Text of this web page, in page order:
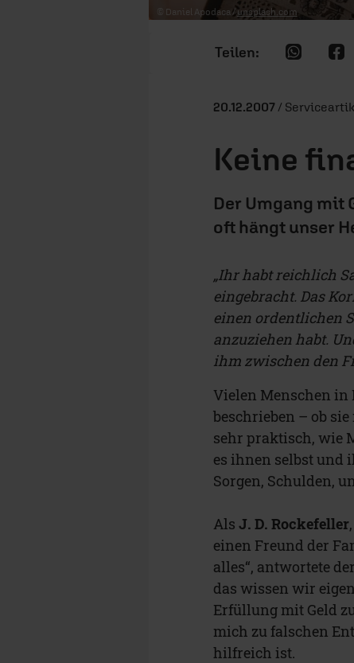
© Daniel Apodaca / unsplash.com
20.12.2007 /
Keine
Der Umgang mit
oft hängt unser
„Ihr habt reichlich
eingebracht. Das
einen ordentlichen
anzuziehen habt.
ihm zwischen den
Vielen Menschen in
beschrieben – ob
sehr praktisch, wie
es ihnen selbst und
Sorgen, Schulden,
AlsJ. D. Rockefeller
einen Freund der
alles“, antwortete
das wissen wir
Erfüllung mit Geld
mich zu falschen
hilfreich ist.